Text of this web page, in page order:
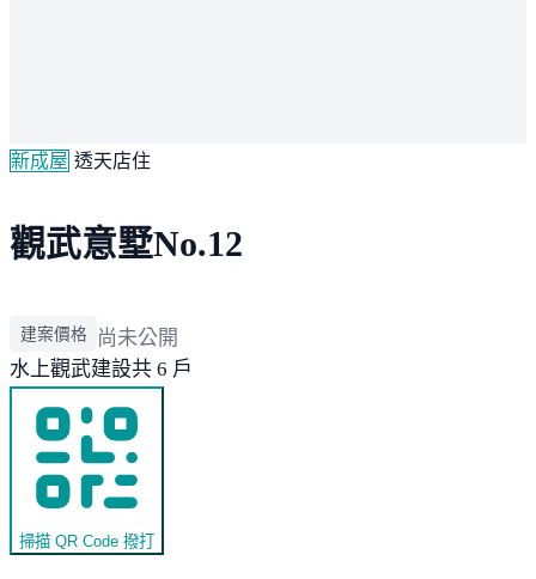
新成屋 透天店住
觀武意墅No.12
建案價格
尚未公開
水上觀武建設共 6 戶
掃描 QR Code 撥打